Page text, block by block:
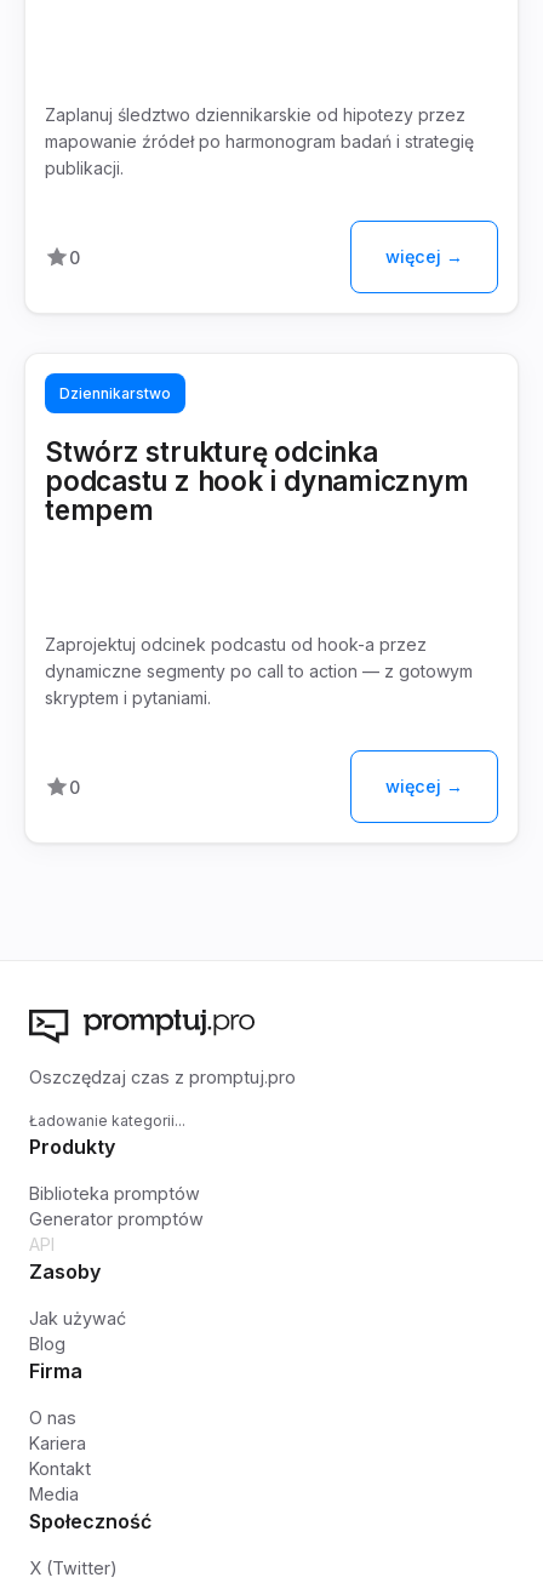
Zaplanuj śledztwo dziennikarskie od hipotezy przez
mapowanie źródeł po harmonogram badań i strategię
publikacji.
0 więcej →
Dziennikarstwo
Stwórz strukturę odcinka
podcastu z hook i dynamicznym
tempem
Zaprojektuj odcinek podcastu od hook-a przez
dynamiczne segmenty po call to action — z gotowym
skryptem i pytaniami.
0 więcej →
Oszczędzaj czas z promptuj.pro
Ładowanie kategorii...
Produkty
Biblioteka promptów
Generator promptów
API
Zasoby
Jak używać
Blog
Firma
O nas
Kariera
Kontakt
Media
Społeczność
X (Twitter)